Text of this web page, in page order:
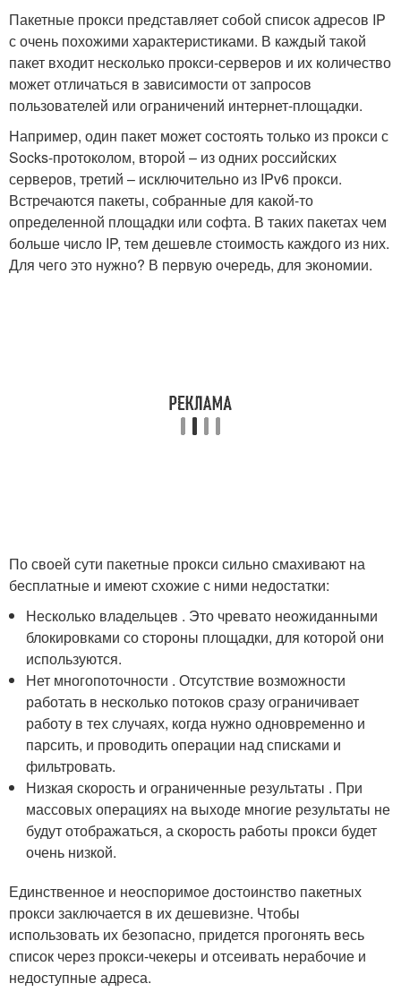
Пакетные прокси представляет собой список адресов IP
с очень похожими характеристиками. В каждый такой
пакет входит несколько прокси-серверов и их количество
может отличаться в зависимости от запросов
пользователей или ограничений интернет-площадки.
Например, один пакет может состоять только из прокси с
Socks-протоколом, второй – из одних российских
серверов, третий – исключительно из IPv6 прокси.
Встречаются пакеты, собранные для какой-то
определенной площадки или софта. В таких пакетах чем
больше число IP, тем дешевле стоимость каждого из них.
Для чего это нужно? В первую очередь, для экономии.
По своей сути пакетные прокси сильно смахивают на
бесплатные и имеют схожие с ними недостатки:
Несколько владельцев . Это чревато неожиданными
блокировками со стороны площадки, для которой они
используются.
Нет многопоточности . Отсутствие возможности
работать в несколько потоков сразу ограничивает
работу в тех случаях, когда нужно одновременно и
парсить, и проводить операции над списками и
фильтровать.
Низкая скорость и ограниченные результаты . При
массовых операциях на выходе многие результаты не
будут отображаться, а скорость работы прокси будет
очень низкой.
Единственное и неоспоримое достоинство пакетных
прокси заключается в их дешевизне. Чтобы
использовать их безопасно, придется прогонять весь
список через прокси-чекеры и отсеивать нерабочие и
недоступные адреса.